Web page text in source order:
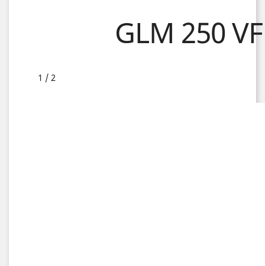
GLM 250
1 / 2